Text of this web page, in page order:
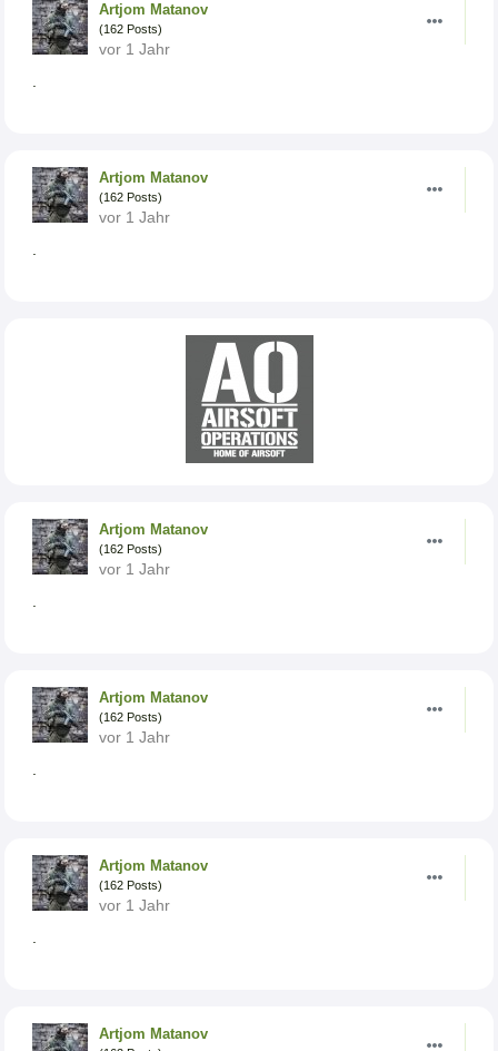
Artjom Matanov
(162 Posts)
vor 1 Jahr
.
Artjom Matanov
(162 Posts)
vor 1 Jahr
.
Artjom Matanov
(162 Posts)
vor 1 Jahr
.
Artjom Matanov
(162 Posts)
vor 1 Jahr
.
Artjom Matanov
(162 Posts)
vor 1 Jahr
.
Artjom Matanov